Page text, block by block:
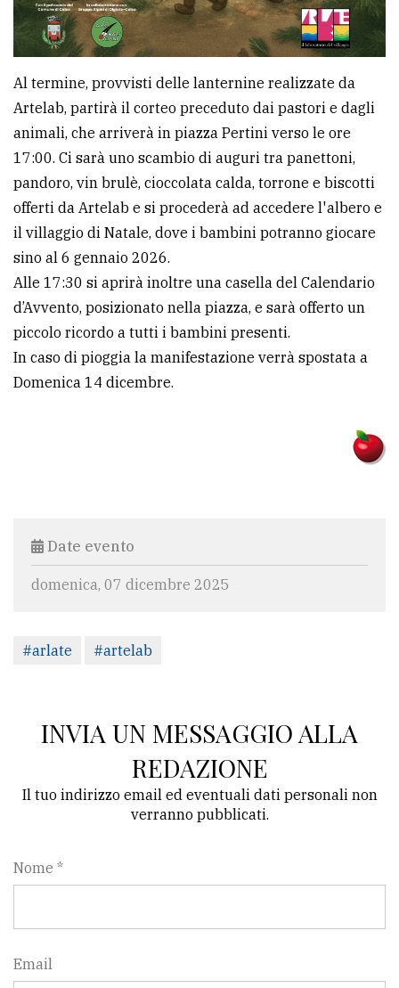
policy
Al termine, provvisti delle lanternine realizzate da
Artelab, partirà il corteo preceduto dai pastori e dagli
animali, che arriverà in piazza Pertini verso le ore
17:00. Ci sarà uno scambio di auguri tra panettoni,
pandoro, vin brulè, cioccolata calda, torrone e biscotti
offerti da Artelab e si procederà ad accedere l'albero e
il villaggio di Natale, dove i bambini potranno giocare
sino al 6 gennaio 2026.
Alle 17:30 si aprirà inoltre una casella del Calendario
d’Avvento, posizionato nella piazza, e sarà offerto un
piccolo ricordo a tutti i bambini presenti.
In caso di pioggia la manifestazione verrà spostata a
Domenica 14 dicembre.
Date evento
domenica, 07 dicembre 2025
#arlate #artelab
INVIA UN MESSAGGIO ALLA
REDAZIONE
Il tuo indirizzo email ed eventuali dati personali non
verranno pubblicati.
Nome *
Email